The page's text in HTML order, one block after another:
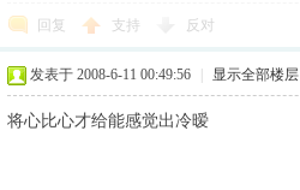
回复 支持 反对
发表于 2008-6-11 00:49:56 显示全部楼层
将心比心才给能感觉出冷暧